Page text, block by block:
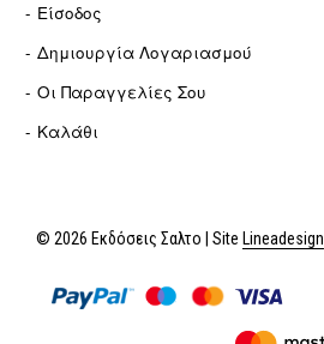
Είσοδος
Δημιουργία Λογαριασμού
Οι Παραγγελίες Σου
Καλάθι
© 2026 Εκδόσεις Σαλτο | Site Lineadesign